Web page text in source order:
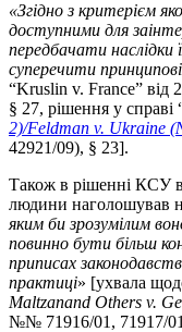
«Згідно з критерієм
доступними для
передбачати наслідки
суперечити
“Kruslin v. France” від
§ 27, рішення у справі
2)/Feldman v. Ukraine
42921/09), § 23].
Також в рішенні КСУ
людини наголошував
яким би зрозумілим
повинно бути більш
приписах
практиці» [ухвала
Maltzanand Others v.
№№ 71916/01, 71917/